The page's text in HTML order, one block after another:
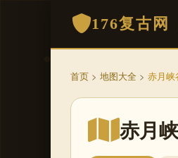
176复古网
首页 > 地图大全 > 赤月峡
赤月